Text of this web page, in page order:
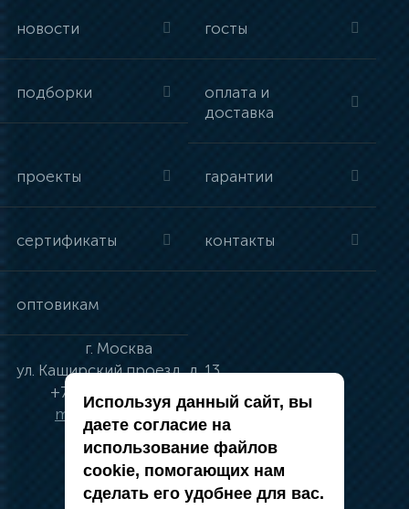
новости госты
подборки
оплата и
доставка
проекты гарантии
сертификаты контакты
оптовикам
г. Москва
ул. Каширский проезд, д. 13
+7 (495) 134-41-83
moskva@vincci.ru
политика в отношении обработки
Используя данный сайт, вы
даете согласие на
использование файлов
cookie, помогающих нам
сделать его удобнее для вас.